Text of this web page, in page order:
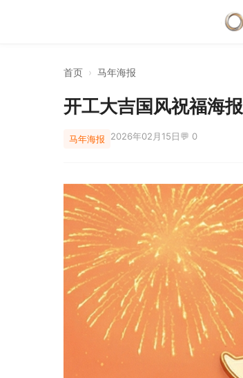
首页 › 马年海报
开工大吉国风祝福海报
马年海报 2026年02月15日💬 0